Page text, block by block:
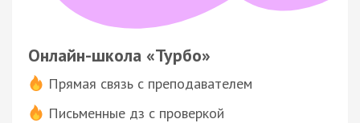
Онлайн-школа «Турбо»
Прямая связь с преподавателем
Письменные дз с проверкой